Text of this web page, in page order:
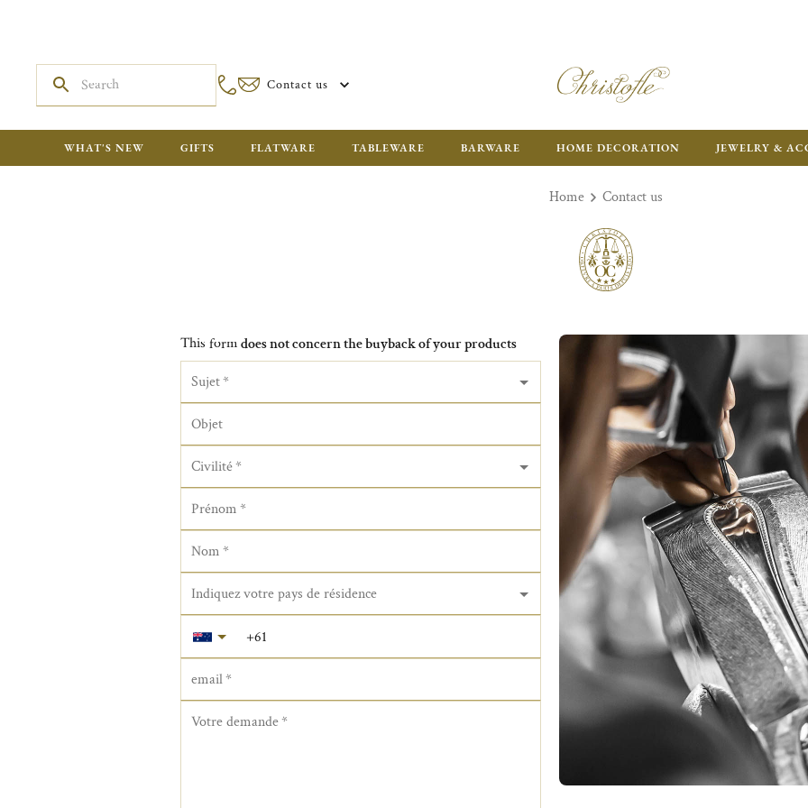
Contact us
WHAT'S NEW GIFTS FLATWARE TABLEWARE BARWARE HOME DECORATION JEWELRY &
Home Contact us
This formdoes not concern the buyback of your products
Sujet*
Objet
Civilité*
Prénom*
Nom*
Indiquez votre pays de résidence
email*
Votre demande*